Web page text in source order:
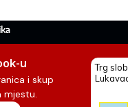
u
i skup
mjestu.